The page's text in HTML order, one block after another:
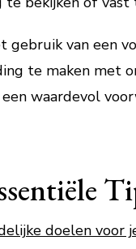
gebruik van een
te maken met
waardevol
doelen voor